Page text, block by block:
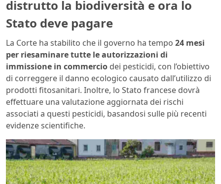
distrutto la biodiversità e ora lo
Stato deve pagare
La Corte ha stabilito che il governo ha tempo 24 mesi
per riesaminare tutte le autorizzazioni di
immissione in commercio dei pesticidi, con l’obiettivo
di correggere il danno ecologico causato dall’utilizzo di
prodotti fitosanitari. Inoltre, lo Stato francese dovrà
effettuare una valutazione aggiornata dei rischi
associati a questi pesticidi, basandosi sulle più recenti
evidenze scientifiche.